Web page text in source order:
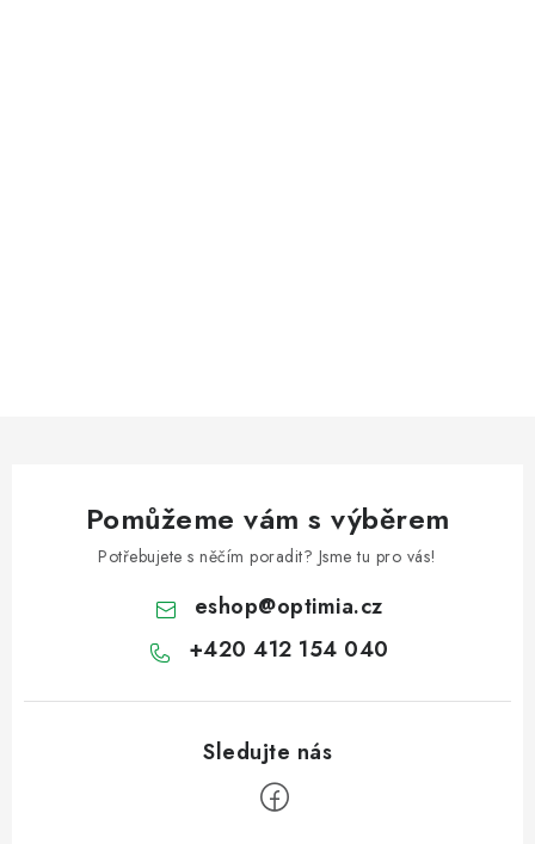
Pomůžeme vám s výběrem
Potřebujete s něčím poradit? Jsme tu pro vás!
eshop@optimia.cz
+420 412 154 040